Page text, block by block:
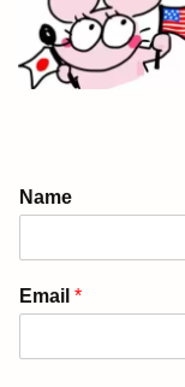
Name
Email *